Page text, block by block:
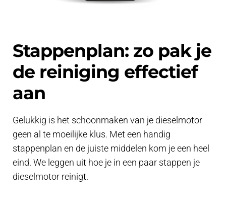
Stappenplan: zo pak je
de reiniging effectief
aan
Gelukkig is het schoonmaken van je dieselmotor
geen al te moeilijke klus. Met een handig
stappenplan en de juiste middelen kom je een heel
eind. We leggen uit hoe je in een paar stappen je
dieselmotor reinigt.